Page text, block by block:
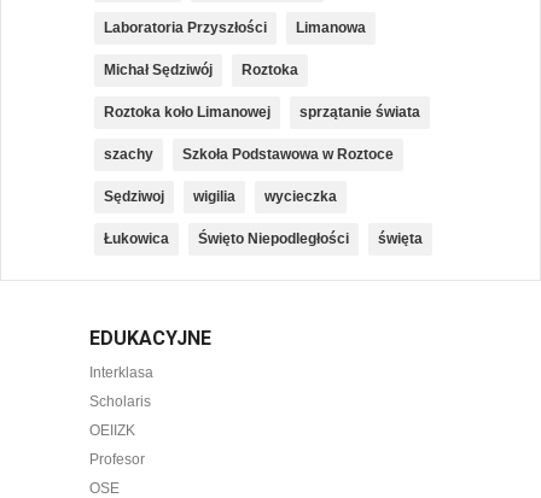
Laboratoria Przyszłości Limanowa
Michał Sędziwój Roztoka
Roztoka koło Limanowej sprzątanie świata
szachy Szkoła Podstawowa w Roztoce
Sędziwoj wigilia wycieczka
Łukowica Święto Niepodległości święta
EDUKACYJNE
Interklasa
Scholaris
OEIIZK
Profesor
OSE